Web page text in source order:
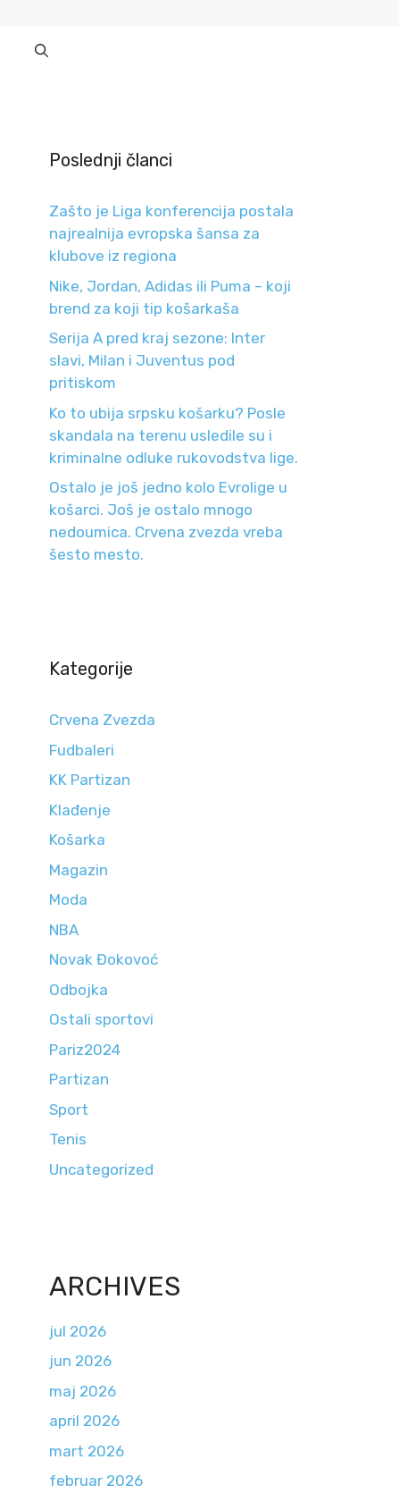
Poslednji članci
Zašto je Liga konferencija postala
najrealnija evropska šansa za
klubove iz regiona
Nike, Jordan, Adidas ili Puma – koji
brend za koji tip košarkaša
Serija A pred kraj sezone: Inter
slavi, Milan i Juventus pod
pritiskom
Ko to ubija srpsku košarku? Posle
skandala na terenu usledile su i
kriminalne odluke rukovodstva lige.
Ostalo je još jedno kolo Evrolige u
košarci. Još je ostalo mnogo
nedoumica. Crvena zvezda vreba
šesto mesto.
Kategorije
Crvena Zvezda
Fudbaleri
KK Partizan
Klađenje
Košarka
Magazin
Moda
NBA
Novak Đokovoć
Odbojka
Ostali sportovi
Pariz2024
Partizan
Sport
Tenis
Uncategorized
ARCHIVES
jul 2026
jun 2026
maj 2026
april 2026
mart 2026
februar 2026